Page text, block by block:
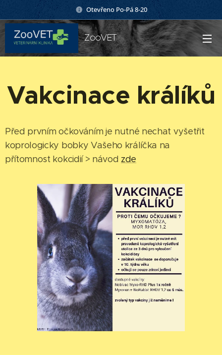
Otevřeno Po-Pá 8-20
ZooVET
Vakcinace králíků
Před prvním očkováním je nutné nechat vyšetřit
koprologicky bobky Vašeho králíčka na
přítomnost kokcidií > návod zde